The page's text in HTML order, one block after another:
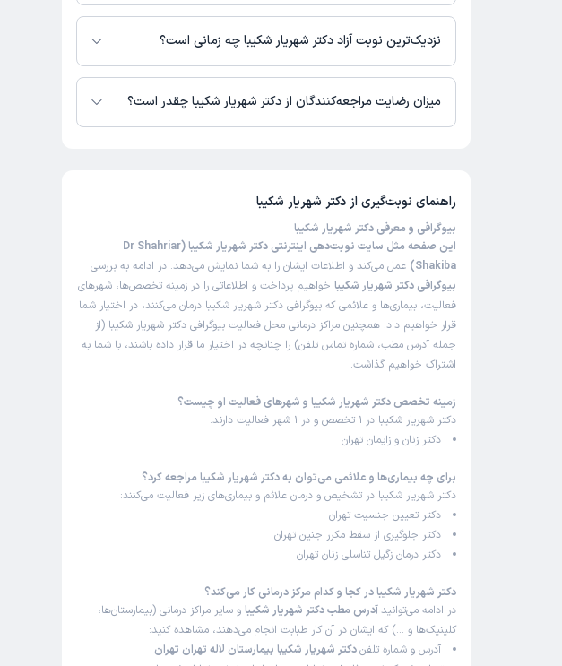
در حال حاضر اطلاعاتی درباره ارائه ویزیت آنلاین توسط دکتر شهریار شکیبا در دسترس
نیست. برای دریافت اطلاعات دقیق‌تر، لطفاً با مطب تماس بگیرید.
نزدیک‌ترین نوبت آزاد دکتر شهریار شکیبا چه زمانی است؟
زمان نوبت‌دهی و پذیرش بیماران با هماهنگی مطب مشخص می‌شود.
میزان رضایت مراجعه‌کنندگان از دکتر شهریار شکیبا چقدر است؟
راهنمای نوبت‌گیری از دکتر شهریار شکیبا
بیوگرافی و معرفی دکتر شهریار شکیبا
این صفحه مثل سایت نوبت‌دهی اینترنتی دکتر شهریار شکیبا (Dr Shahriar
Shakiba)
عمل می‌کند و اطلاعات ایشان را به شما نمایش می‌دهد. در ادامه به بررسی
بیوگرافی دکتر شهریار شکیبا خواهیم پرداخت و اطلاعاتی را در زمینه تخصص‌ها، شهرهای
فعالیت، بیماری‌ها و علائمی که بیوگرافی دکتر شهریار شکیبا درمان می‌کنند، در اختیار شما
قرار خواهیم داد. همچنین مراکز درمانی محل فعالیت بیوگرافی دکتر شهریار شکیبا (از
جمله آدرس مطب، شماره تماس تلفن) را چنانچه در اختیار ما قرار داده باشند، با شما به
اشتراک خواهیم گذاشت.
زمینه تخصص دکتر شهریار شکیبا و شهرهای فعالیت او چیست؟
دکتر شهریار شکیبا در 1 تخصص و در 1 شهر فعالیت دارند:
دکتر زنان و زایمان تهران
برای چه بیماری‌ها و علائمی می‌توان به دکتر شهریار شکیبا مراجعه کرد؟
دکتر شهریار شکیبا در تشخیص و درمان علائم و بیماری‌های زیر فعالیت می‌کنند:
دکتر تعیین جنسیت تهران
دکتر جلوگیری از سقط مکرر جنین تهران
دکتر درمان زگیل تناسلی زنان تهران
دکتر شهریار شکیبا در کجا و کدام مرکز درمانی کار می‌کند؟
در ادامه می‌توانید آدرس مطب دکتر شهریار شکیبا و سایر مراکز درمانی (بیمارستان‌ها،
کلینیک‌ها و …) که ایشان در آن کار طبابت انجام می‌دهند، مشاهده کنید:
آدرس و شماره تلفندکتر شهریار شکیبا بیمارستان لاله تهران تهران